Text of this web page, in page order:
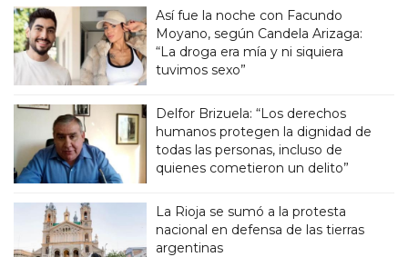
Así fue la noche con Facundo
Moyano, según Candela Arizaga:
“La droga era mía y ni siquiera
tuvimos sexo”
Delfor Brizuela: “Los derechos
humanos protegen la dignidad de
todas las personas, incluso de
quienes cometieron un delito”
La Rioja se sumó a la protesta
nacional en defensa de las tierras
argentinas